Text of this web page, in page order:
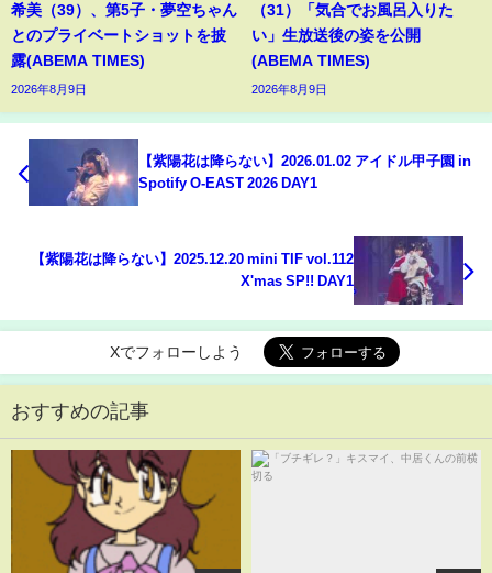
希美（39）、第5子・夢空ちゃん
とのプライベートショットを披
露(ABEMA TIMES)
2026年8月9日
（31）「気合でお風呂入りた
い」生放送後の姿を公開
(ABEMA TIMES)
2026年8月9日
【紫陽花は降らない】2026.01.02 アイドル甲子園 in
Spotify O-EAST 2026 DAY1
【紫陽花は降らない】2025.12.20 mini TIF vol.112
X'mas SP!! DAY1
Xでフォローしよう
おすすめの記事